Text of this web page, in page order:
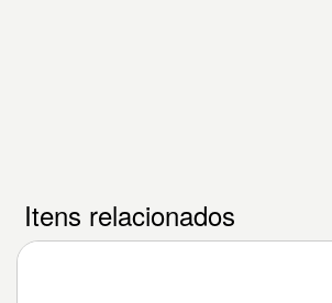
Itens relacionados